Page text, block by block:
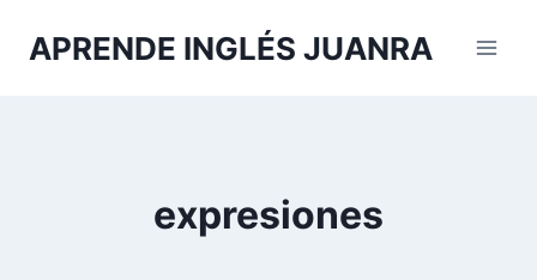
APRENDE INGLÉS JUANRA
expresiones